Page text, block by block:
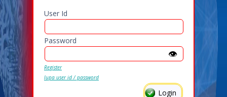
User Id
Password
👁️
Register
lupa user id / password